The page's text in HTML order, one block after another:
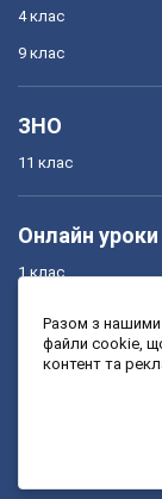
4 клас
9 клас
ЗНО
11 клас
Онлайн уроки
1 клас
3 клас
Разом з нашими
файли cookie,
контент та